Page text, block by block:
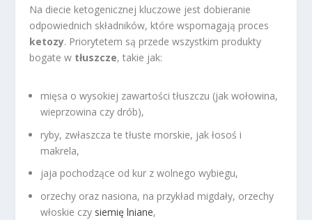
Na diecie ketogenicznej kluczowe jest dobieranie
odpowiednich składników, które wspomagają proces
ketozy. Priorytetem są przede wszystkim produkty
bogate w tłuszcze, takie jak:
mięsa o wysokiej zawartości tłuszczu (jak wołowina,
wieprzowina czy drób),
ryby, zwłaszcza te tłuste morskie, jak łosoś i
makrela,
jaja pochodzące od kur z wolnego wybiegu,
orzechy oraz nasiona, na przykład migdały, orzechy
włoskie czy siemię lniane,